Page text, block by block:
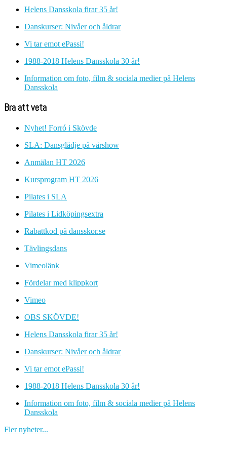
Helens Dansskola firar 35 år!
Danskurser: Nivåer och åldrar
Vi tar emot ePassi!
1988-2018 Helens Dansskola 30 år!
Information om foto, film & sociala medier på Helens
Dansskola
Bra att veta
Nyhet! Forró i Skövde
SLA: Dansglädje på vårshow
Anmälan HT 2026
Kursprogram HT 2026
Pilates i SLA
Pilates i Lidköpingsextra
Rabattkod på dansskor.se
Tävlingsdans
Vimeolänk
Fördelar med klippkort
Vimeo
OBS SKÖVDE!
Helens Dansskola firar 35 år!
Danskurser: Nivåer och åldrar
Vi tar emot ePassi!
1988-2018 Helens Dansskola 30 år!
Information om foto, film & sociala medier på Helens
Dansskola
Fler nyheter...